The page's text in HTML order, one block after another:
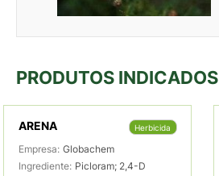
PRODUTOS INDICADOS
ARENA Herbicida
Empresa: Globachem
Ingrediente: Picloram; 2,4-D